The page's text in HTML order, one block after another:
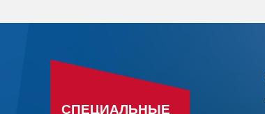
СПЕЦИАЛЬНЫЕ